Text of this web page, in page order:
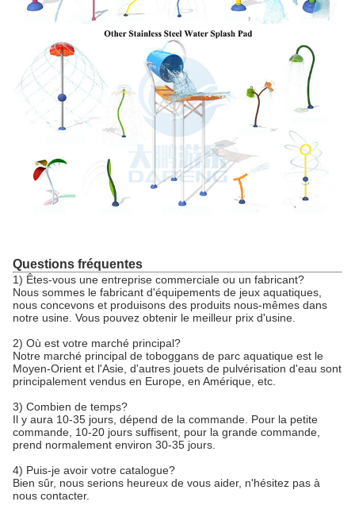
Questions fréquentes
1) Êtes-vous une entreprise commerciale ou un fabricant?
Nous sommes le fabricant d'équipements de jeux aquatiques,
nous concevons et produisons des produits nous-mêmes dans
notre usine. Vous pouvez obtenir le meilleur prix d'usine.
2) Où est votre marché principal?
Notre marché principal de toboggans de parc aquatique est le
Moyen-Orient et l'Asie, d'autres jouets de pulvérisation d'eau sont
principalement vendus en Europe, en Amérique, etc.
3) Combien de temps?
Il y aura 10-35 jours, dépend de la commande. Pour la petite
commande, 10-20 jours suffisent, pour la grande commande,
prend normalement environ 30-35 jours.
4) Puis-je avoir votre catalogue?
Bien sûr, nous serions heureux de vous aider, n'hésitez pas à
nous contacter.